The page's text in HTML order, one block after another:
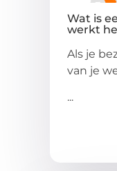
Wat is
werkt
Als je
van je
...